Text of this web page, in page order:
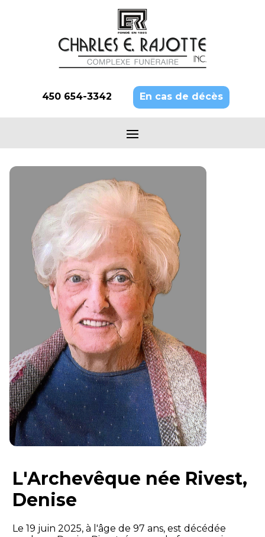
450 654-3342 En cas de décès
L'Archevêque née Rivest,
Denise
Le 19 juin 2025, à l'âge de 97 ans, est décédée